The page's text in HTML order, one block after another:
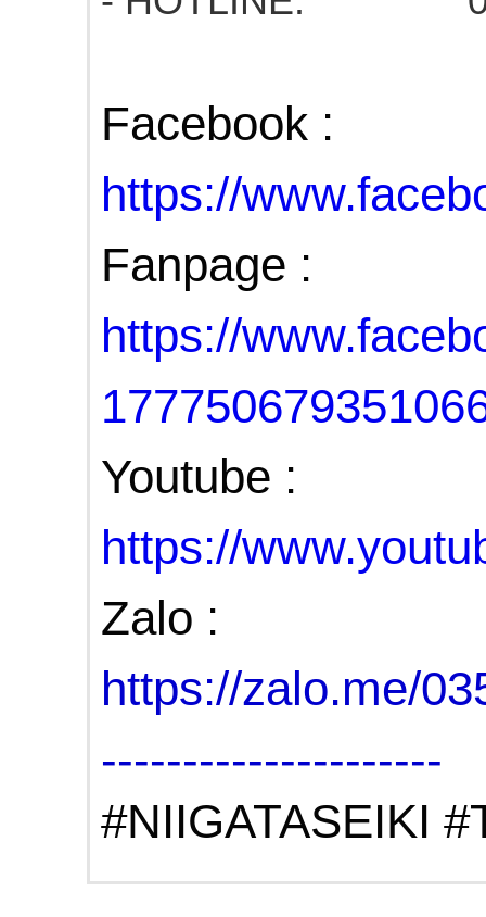
Facebook :
https://
Fanpage :
https://
Youtube :
https://
Zalo :
https://zalo.me/
---------------------
#NIIGATASEIKI